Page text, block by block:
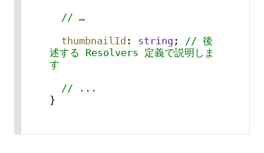
// …
thumbnailId : string ;
// 後
述する Resolvers 定義で説明しま
す
// ...
}